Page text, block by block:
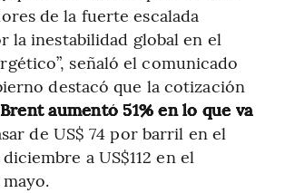
de la fuerte escalada
la inestabilidad global en el
señaló el comunicado
destacó que la cotización
aumentó 51% en lo que va
de US$ 74 por barril en el
a US$112 en el